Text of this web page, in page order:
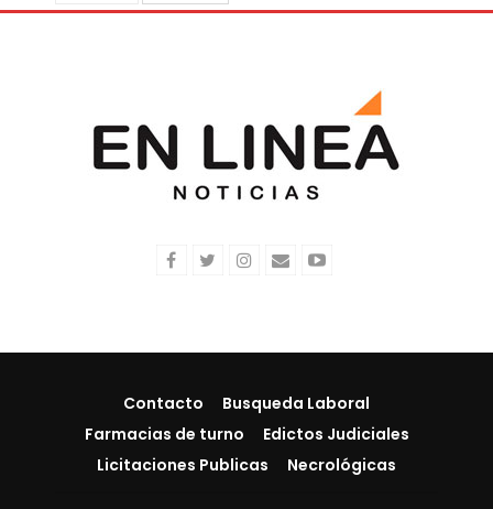
Contacto
Busqueda Laboral
Farmacias de turno
Edictos Judiciales
Licitaciones Publicas
Necrológicas